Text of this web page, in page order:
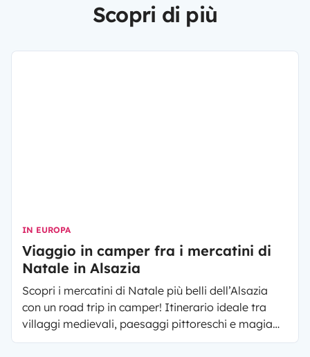
Scopri di più
IN EUROPA
Viaggio in camper fra i mercatini di
Natale in Alsazia
Scopri i mercatini di Natale più belli dell’Alsazia
con un road trip in camper! Itinerario ideale tra
villaggi medievali, paesaggi pittoreschi e magia
natalizia.